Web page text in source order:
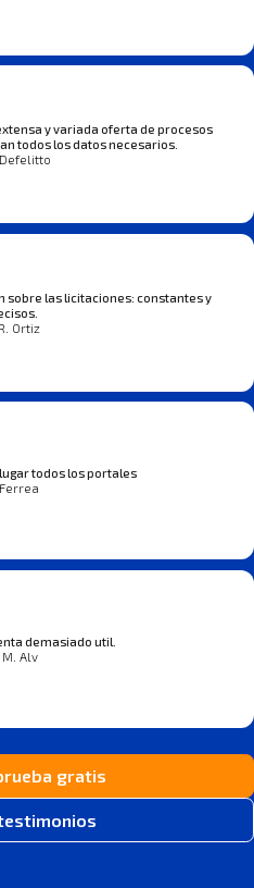
y variada oferta de procesos
todos los datos necesarios.
Defelitto
sobre las licitaciones: constantes y
Ortiz
todos los portales
demasiado util.
M. Alv
gratis